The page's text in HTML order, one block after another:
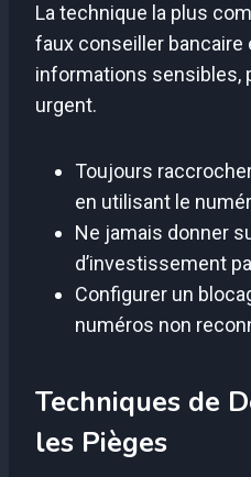
La technique la plus
faux conseiller bancaire
informations sensibles,
urgent.
Toujours
en utilisant le
Ne jamais donner
d’investissement
Configurer un
numéros non
Techniques de
les Pièges